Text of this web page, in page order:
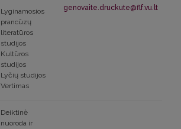
Lyginamosios
prancūzų
literatūros
studijos
Kultūros
studijos
Lyčių studijos
Vertimas
genovaite.druckute@flf.vu.lt
Deiktinė
nuoroda ir